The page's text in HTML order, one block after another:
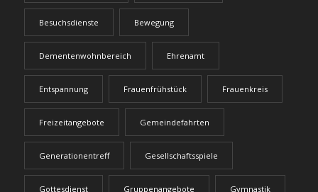
Besuchsdienste Bewegung
Dementenwohnbereich Ehrenamt
Entspannung Frauenfrühstück Frauenkreis
Freizeitangebote Gemeindefahrten
Generationentreff Gesellschaftsspiele
Gottesdienst Gruppenangebote Gymnastik